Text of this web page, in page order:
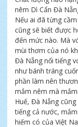
nêm Dì Cẩn Đà
Nếu ai đã từng
cũng sẽ biết được
đến mức nào. Mà
mùi thơm của nó
Đà Nẵng nổi tiếng
như bánh tráng
phần làm nên
mắm nêm mà
Huế, Đà Nẵng
tiếng cả nước,
hiếm có của Việt